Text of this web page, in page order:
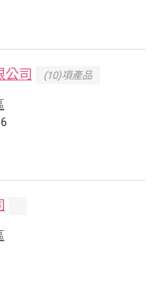
公司 (10)項產品